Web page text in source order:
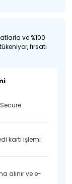
ve %100
fırsatı
kartı işlemi
alınır ve e-